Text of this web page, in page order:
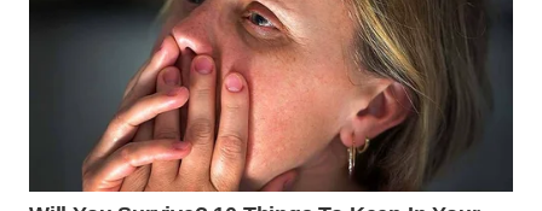
WN
KEPULAUAN
SERIBU